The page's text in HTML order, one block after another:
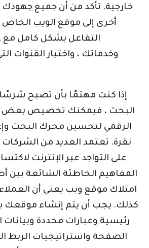
خارجية. تأكد من أن جميع جهودك
أخرى إلى موقع الويب
التفاعل بشكل كامل
وخدماتك ، واختيار القنوات
إذا كنت مهتمًا بأن تصبح
البحث ، فيمكنك تخصيص بعض
الرقمي لتحسين محرك البحث
نقرة. تعتمد العديد من
على التواجد عبر الإنترنت
المفاهيم الخاطئة الشائعة بين
امتلاك موقع ويب يعني أن
كذلك. يجب أن يتم إنشاء موقعك
رئيسية وعبارات محددة
الصفحة واستراتيجيات الربط